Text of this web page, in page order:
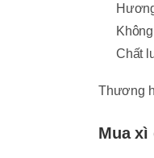
Chất
Thương
Mua xì